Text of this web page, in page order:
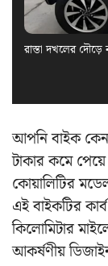
রাস্তা দখলের
আপনি বাইক
টাকার কমে
কোয়ালিটির
এই বাইকটির
কিলোমিটার
আকর্ষণীয়